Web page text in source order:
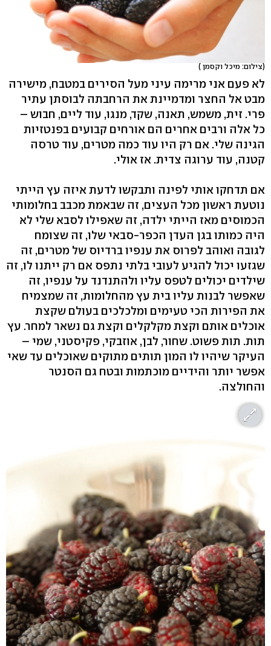
(צילום: מיכל וקסמן )
לא פעם אני מרימה עיני מעל הסירים במטבח, מישירה
מבט אל החצר ומדמיינת את הרחבתה לבוסתן עתיר
פרי. זית, משמש, תאנה, שקד, מנגו, עוד ליים, חבוש –
כל אלה ורבים אחרים הם אורחים קבועים בפנטזיות
הגינה שלי. אם רק היו עוד כמה מטרים, עוד טרסה
קטנה, עוד ערוגה צדית. אז אולי.
אם תדחקו אותי לפינה ותבקשו לדעת איזה עץ הייתי
נוטעת ראשון מכל העצים, זה שבאמת מכבב בחלומותי
הכמוסים מאז הייתי ילדה, זה שאפילו לסבא שלי לא
היה כמותו בגן העדן הכפר-סבאי שלו, זה שצומח
לגובה ואוהב לפרוס את ענפיו ברדיוס של מטרים, זה
שגזעו יכול להגיע לעובי בלתי נתפס אם רק ייתנו לו, זה
שילדים יכולים לטפס עליו ולהתנדנד על ענפיו, זה
שאפשר לבנות עליו בית עץ מהחלומות, זה שמצמיח
את הפירות הכי טעימים ומלכלכים בעולם שקצת
אוכלים אותם וקצת מקלקלים וקצת גם נשאר למחר. עץ
תות. תות פשוט. שחור, לבן, אוזבקי, פקיסטני, שמי –
העיקר שיהיו לו המון תותים מתוקים שאוכלים עד שאי
אפשר יותר והידיים מוכתמות ובטח גם הסנטר
והחולצה.